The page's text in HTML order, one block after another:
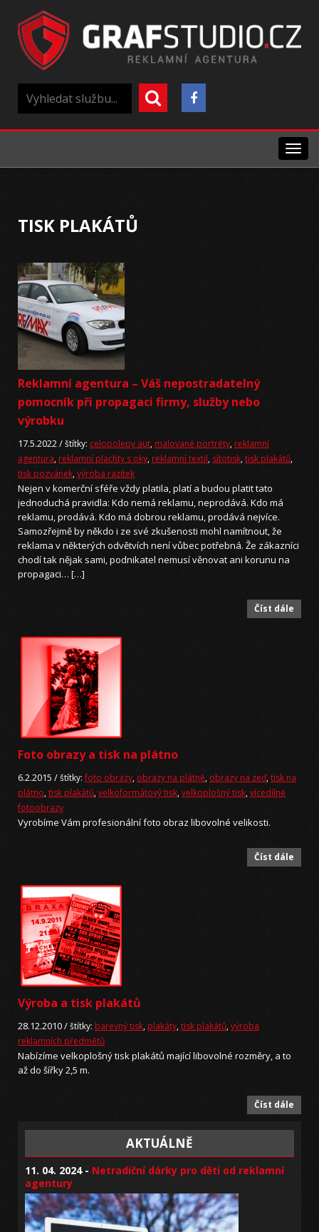
Menu
TISK PLAKÁTŮ
Reklamní agentura – Váš nepostradatelný
pomocník při propagaci firmy, služby nebo
výrobku
17.5.2022 /štítky: celopolepy aut, malované portréty, reklamní
agentura, reklamní plachty s oky, reklamní textil, sítotisk,tisk plakátů,
tisk pozvánek,výroba razítek
Nejen v komerční sféře vždy platila, platí a budou platit tato
jednoduchá pravidla: Kdo nemá reklamu, neprodává. Kdo má
reklamu, prodává. Kdo má dobrou reklamu, prodává nejvíce.
Samozřejmě by někdo i ze své zkušenosti mohl namítnout, že
reklama v některých odvětvích není vůbec potřebná. Že zákazníci
chodí tak nějak sami, podnikatel nemusí věnovat ani korunu na
propagaci… […]
Číst dále
Foto obrazy a tisk na plátno
6.2.2015 /štítky:foto obrazy, obrazy na plátně, obrazy na zeď,tisk na
plátno,tisk plakátů,velkoformátový tisk,velkoplošný tisk,vícedílné
fotoobrazy
Vyrobíme Vám profesionální foto obraz libovolné velikosti.
Číst dále
Výroba a tisk plakátů
28.12.2010 /štítky: barevný tisk, plakáty,tisk plakátů,výroba
reklamních předmětů
Nabízíme velkoplošný tisk plakátů mající libovolné rozměry, a to
až do šířky 2,5 m.
Číst dále
AKTUÁLNĚ
11. 04. 2024 - Netradiční dárky pro děti od reklamní
agentury